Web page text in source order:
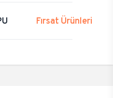
Fırsat Ürünleri